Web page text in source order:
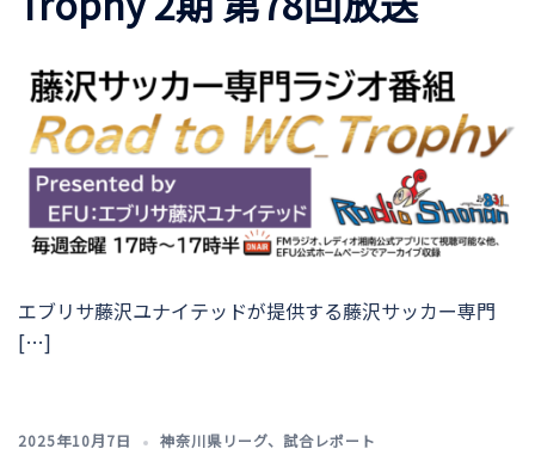
エブリサ藤沢ユナイテッドが提供する藤沢サッカー専門
[…]
2025年10月7日 神奈川県リーグ、 試合レポート